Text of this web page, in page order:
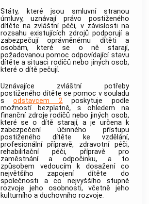
Státy, které jsou smluvní stranou
úmluvy, uznávají právo postiženého
dítěte na zvláštní péči, v závislosti na
rozsahu existujících zdrojů podporují a
zabezpečují oprávněnému dítěti a
osobám, které se o ně starají,
požadovanou pomoc odpovídající stavu
dítěte a situaci rodičů nebo jiných osob,
které o dítě pečují.
Uznávajíce zvláštní potřeby
postiženého dítěte se pomoc v souladu
sodstavcem 2poskytuje podle
možností bezplatně, s ohledem na
finanční zdroje rodičů nebo jiných osob,
které se o dítě starají, a je určena k
zabezpečení účinného přístupu
postiženého dítěte ke vzdělání,
profesionální přípravě, zdravotní péči,
rehabilitační péči, přípravě pro
zaměstnání a odpočinku, a to
způsobem vedoucím k dosažení co
největšího zapojení dítěte do
společnosti a co nejvyššího stupně
rozvoje jeho osobnosti, včetně jeho
kulturního a duchovního rozvoje.